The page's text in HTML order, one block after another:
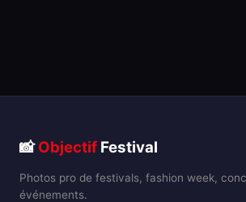
📸Objectif Festival
Photos pro de festivals, fashion week,
événements.